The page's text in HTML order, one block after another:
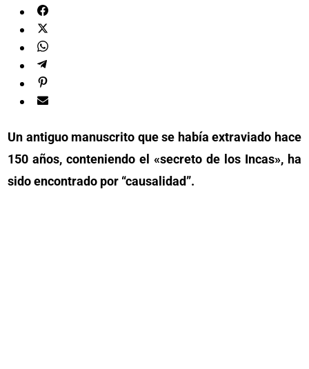
Un antiguo manuscrito que se había extraviado hace
150 años, conteniendo el «secreto de los Incas», ha
sido encontrado por “causalidad”.